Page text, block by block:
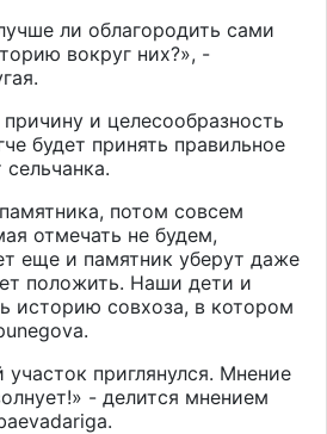
ли облагородить сами
вокруг них?», -
и целесообразность
будет принять правильное
потом совсем
отмечать не будем,
еще и памятник уберут даже
положить. Наши дети и
историю совхоза, в котором
приглянулся. Мнение
- делится мнением